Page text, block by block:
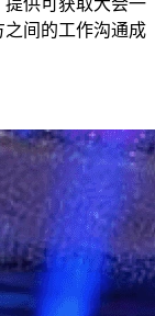
间的工作沟通成